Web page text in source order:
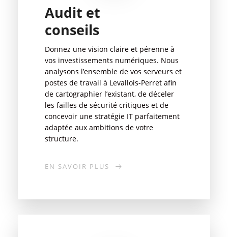
Audit et
conseils
Donnez une vision claire et pérenne à
vos investissements numériques. Nous
analysons l’ensemble de vos serveurs et
postes de travail à Levallois-Perret afin
de cartographier l’existant, de déceler
les failles de sécurité critiques et de
concevoir une stratégie IT parfaitement
adaptée aux ambitions de votre
structure.
EN SAVOIR PLUS